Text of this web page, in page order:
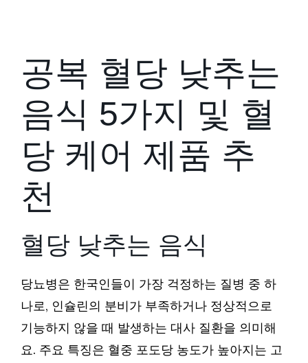
공복 혈당 낮추는
음식 5가지 및 혈
당 케어 제품 추
천
혈당 낮추는 음식
당뇨병은 한국인들이 가장 걱정하는 질병 중 하
나로, 인슐린의 분비가 부족하거나 정상적으로
기능하지 않을 때 발생하는 대사 질환을 의미해
요. 주요 특징은 혈중 포도당 농도가 높아지는 고